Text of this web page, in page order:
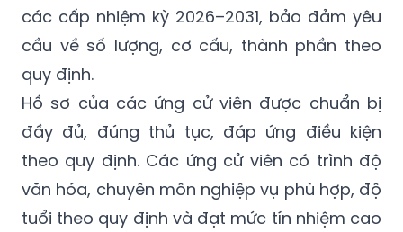
các cấp nhiệm kỳ 2026–2031, bảo đảm yêu
cầu về số lượng, cơ cấu, thành phần theo
quy định.
Hồ sơ của các ứng cử viên được chuẩn bị
đầy đủ, đúng thủ tục, đáp ứng điều kiện
theo quy định. Các ứng cử viên có trình độ
văn hóa, chuyên môn nghiệp vụ phù hợp, độ
tuổi theo quy định và đạt mức tín nhiệm cao